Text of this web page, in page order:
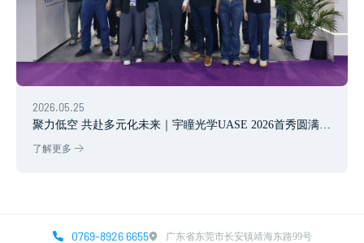
2026.05.25
聚力低空 共赴多元化未来｜宇瞳光学UASE 2026首秀圆满落
了解更多
0769-8926 6655 广东省东莞市长安镇靖海东路99号